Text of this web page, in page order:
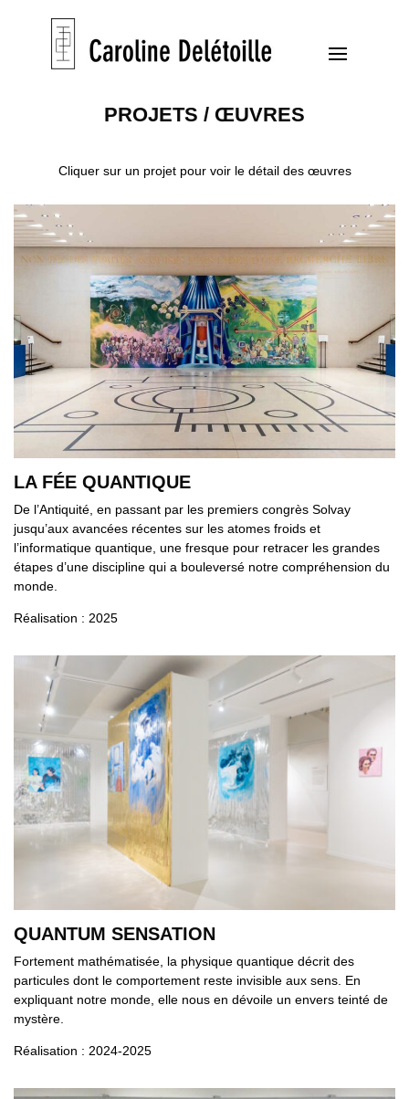
PROJETS / ŒUVRES
Cliquer sur un projet pour voir le détail des œuvres
LA FÉE QUANTIQUE
De l’Antiquité, en passant par les premiers congrès Solvay
jusqu’aux avancées récentes sur les atomes froids et
l’informatique quantique, une fresque pour retracer les grandes
étapes d’une discipline qui a bouleversé notre compréhension du
monde.
Réalisation : 2025
QUANTUM SENSATION
Fortement mathématisée, la physique quantique décrit des
particules dont le comportement reste invisible aux sens. En
expliquant notre monde, elle nous en dévoile un envers teinté de
mystère.
Réalisation : 2024-2025